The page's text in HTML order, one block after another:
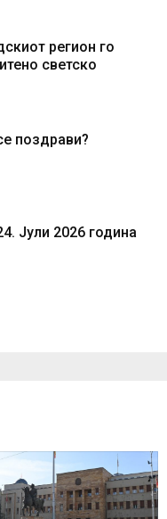
регион го
светско
поздрави?
Јули 2026 година